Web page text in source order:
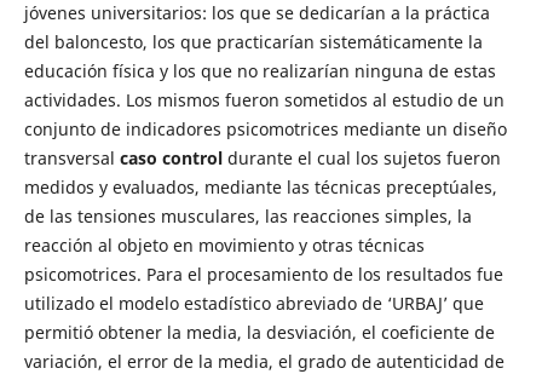
jóvenes universitarios: los que se dedicarían a la práctica
del baloncesto, los que practicarían sistemáticamente la
educación física y los que no realizarían ninguna de estas
actividades. Los mismos fueron sometidos al estudio de un
conjunto de indicadores psicomotrices mediante un diseño
transversal caso control durante el cual los sujetos fueron
medidos y evaluados, mediante las técnicas preceptúales,
de las tensiones musculares, las reacciones simples, la
reacción al objeto en movimiento y otras técnicas
psicomotrices. Para el procesamiento de los resultados fue
utilizado el modelo estadístico abreviado de ‘URBAJ’ que
permitió obtener la media, la desviación, el coeficiente de
variación, el error de la media, el grado de autenticidad de